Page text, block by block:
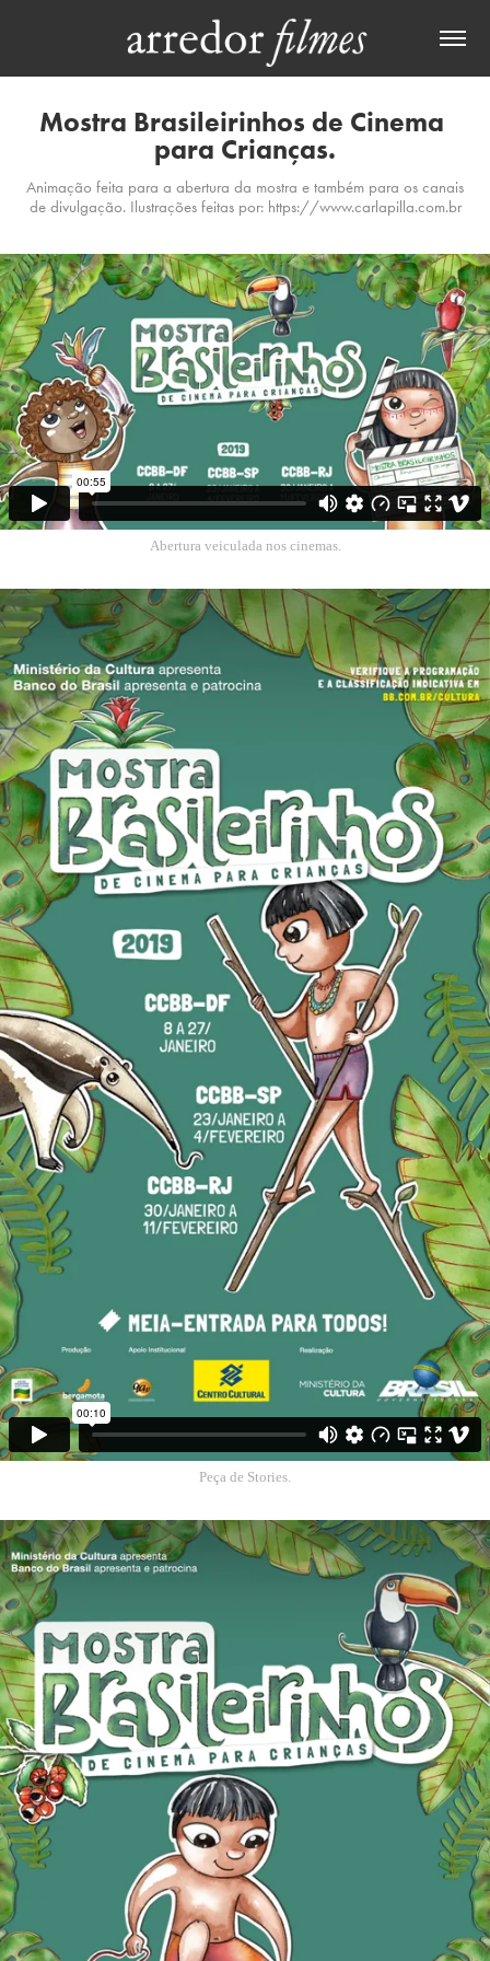
Mostra Brasileirinhos de Cinema
para Crianças.
Animação feita para a abertura da mostra e também para os canais
de divulgação. Ilustrações feitas por: https://www.carlapilla.com.br
Abertura veiculada nos cinemas.
Peça de Stories.